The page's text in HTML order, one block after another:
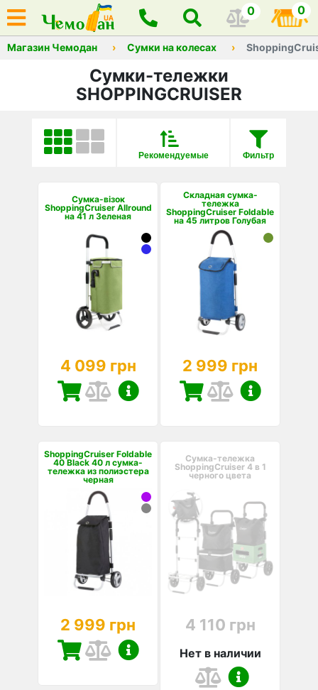
0 0
Магазин Чемодан Сумки на колесах
Сумки-тележки
SHOPPINGCRUISER
Фильтр
Рекомендуемые
Cумка-візок
ShoppingCruiser Allround
на 41 л Зеленая
4 099 грн
Складная сумка-
тележка
ShoppingCruiser Foldable
на 45 литров Голубая
2 999 грн
ShoppingCruiser Foldable
40 Black 40 л сумка-
тележка из полиэстера
черная
2 999 грн
Сумка-тележка
ShoppingCruiser 4 в 1
черного цвета
4 110 грн
Нет в наличии